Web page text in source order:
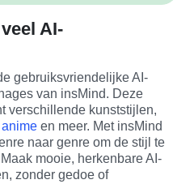
AI-
gebruiksvriendelijke AI-
van insMind. Deze
verschillende kunststijlen,
anime en meer. Met insMind
naar genre om de stijl te
mooie, herkenbare AI-
zonder gedoe of